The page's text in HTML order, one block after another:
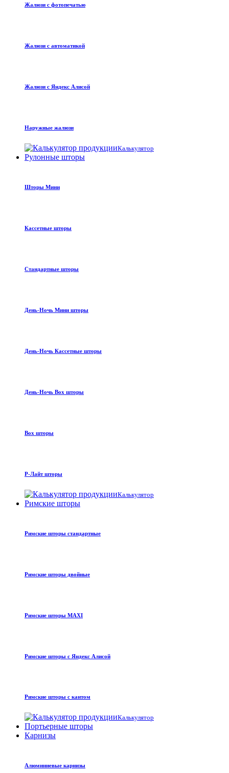
Жалюзи с фотопечатью
Жалюзи с автоматикой
Жалюзи с Яндекс Алисой
Наружные жалюзи
Калькулятор
Рулонные шторы
Шторы Мини
Кассетные шторы
Стандартные шторы
День-Ночь Мини шторы
День-Ночь Кассетные шторы
День-Ночь Box шторы
Box шторы
Р-Лайт шторы
Калькулятор
Римские шторы
Римские шторы стандартные
Римские шторы двойные
Римские шторы MAXI
Римские шторы с Яндекс Алисой
Римские шторы с кантом
Калькулятор
Портьерные шторы
Карнизы
Алюминиевые карнизы